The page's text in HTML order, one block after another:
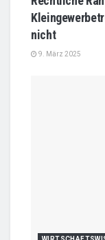
nicht
9. März 2025